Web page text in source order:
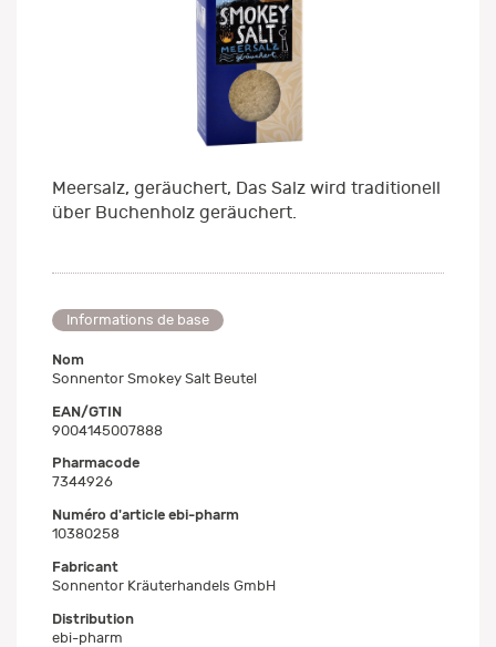
Meersalz, geräuchert, Das Salz wird traditionell
über Buchenholz geräuchert.
Informations de base
Nom
Sonnentor Smokey Salt Beutel
EAN/GTIN
9004145007888
Pharmacode
7344926
Numéro d'article ebi-pharm
10380258
Fabricant
Sonnentor Kräuterhandels GmbH
Distribution
ebi-pharm